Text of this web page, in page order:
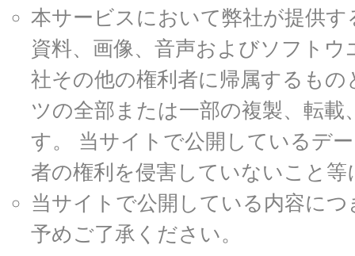
本サービスにおいて弊社が提供
資料、画像、音声およびソフト
社その他の権利者に帰属するも
ツの全部または一部の複製、転
す。 当サイトで公開しているデ
者の権利を侵害していないこと
当サイトで公開している内容に
予めご了承ください。